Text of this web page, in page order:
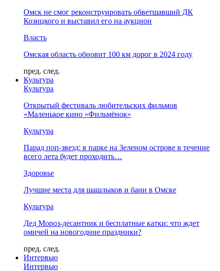
Омск не смог реконструировать обветшавший ДК
Козицкого и выставил его на аукцион
Власть
Омская область обновит 100 км дорог в 2024 году
пред. след.
Культура
Культура
Открытый фестиваль любительских фильмов
«Маленькое кино «Фильмёнок»
Культура
Парад поп-звезд: в парке на Зеленом острове в течение
всего лета будет проходить…
Здоровье
Лучшие места для шашлыков и бани в Омске
Культура
Дед Мороз-десантник и бесплатные катки: что ждет
омичей на новогодние праздники?
пред. след.
Интервью
Интервью